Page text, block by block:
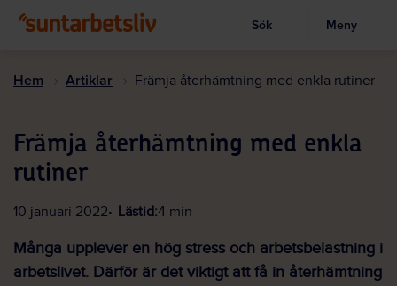
till
Visa sökruta
Sök Meny
Hem Artiklar Främja återhämtning med enkla rutiner
Främja återhämtning med enkla
rutiner
10 januari 2022 Lästid:4 min
Många upplever en hög stress och arbetsbelastning i
arbetslivet. Därför är det viktigt att få in återhämtning